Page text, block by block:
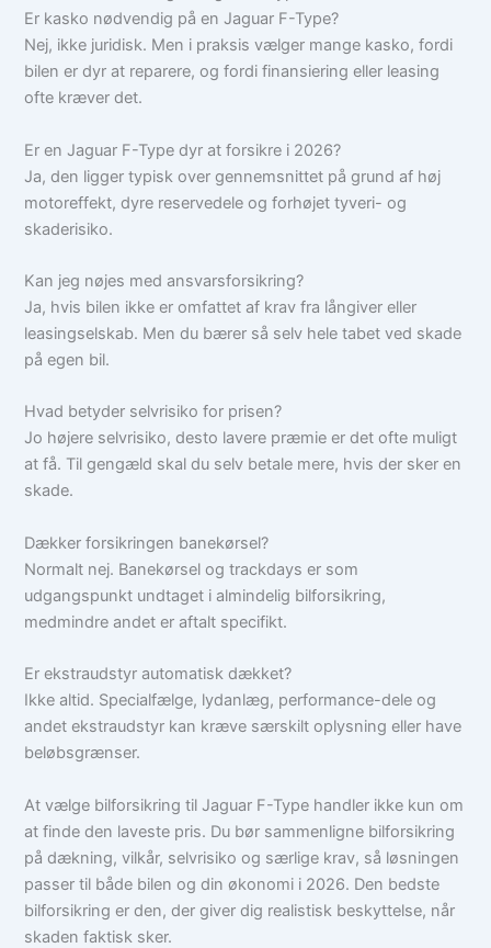
Er kasko nødvendig på en Jaguar F-Type?
Nej, ikke juridisk. Men i praksis vælger mange kasko, fordi
bilen er dyr at reparere, og fordi finansiering eller leasing
ofte kræver det.
Er en Jaguar F-Type dyr at forsikre i 2026?
Ja, den ligger typisk over gennemsnittet på grund af høj
motoreffekt, dyre reservedele og forhøjet tyveri- og
skaderisiko.
Kan jeg nøjes med ansvarsforsikring?
Ja, hvis bilen ikke er omfattet af krav fra långiver eller
leasingselskab. Men du bærer så selv hele tabet ved skade
på egen bil.
Hvad betyder selvrisiko for prisen?
Jo højere selvrisiko, desto lavere præmie er det ofte muligt
at få. Til gengæld skal du selv betale mere, hvis der sker en
skade.
Dækker forsikringen banekørsel?
Normalt nej. Banekørsel og trackdays er som
udgangspunkt undtaget i almindelig bilforsikring,
medmindre andet er aftalt specifikt.
Er ekstraudstyr automatisk dækket?
Ikke altid. Specialfælge, lydanlæg, performance-dele og
andet ekstraudstyr kan kræve særskilt oplysning eller have
beløbsgrænser.
At vælge bilforsikring til Jaguar F-Type handler ikke kun om
at finde den laveste pris. Du bør sammenligne bilforsikring
på dækning, vilkår, selvrisiko og særlige krav, så løsningen
passer til både bilen og din økonomi i 2026. Den bedste
bilforsikring er den, der giver dig realistisk beskyttelse, når
skaden faktisk sker.